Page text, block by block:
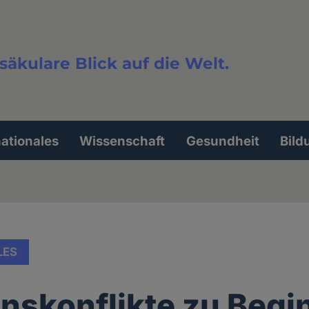
Blick auf die Welt.
Wissenschaft Gesundheit